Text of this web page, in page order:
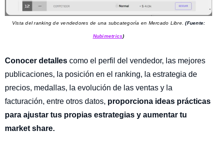
Vista del ranking de vendedores de una subcategoría en Mercado Libre.(Fuente:
Nubimetrics)
Conocer detalles como el perfil del vendedor, las mejores
publicaciones, la posición en el ranking, la estrategia de
precios, medallas, la evolución de las ventas y la
facturación, entre otros datos, proporciona ideas prácticas
para ajustar tus propias estrategias y aumentar tu
market share.